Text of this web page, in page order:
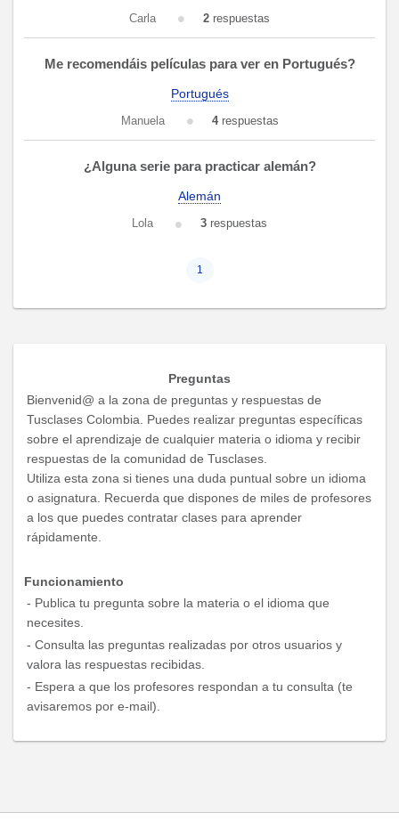
Carla 2 respuestas
Me recomendáis películas para ver en Portugués?
Portugués
Manuela 4respuestas
¿Alguna serie para practicar alemán?
Alemán
Lola 3 respuestas
1
Preguntas
Bienvenid@ a la zona de preguntas y respuestas de
Tusclases Colombia. Puedes realizar preguntas específicas
sobre el aprendizaje de cualquier materia o idioma y recibir
respuestas de la comunidad de Tusclases.
Utiliza esta zona si tienes una duda puntual sobre un idioma
o asignatura. Recuerda que dispones de miles de profesores
a los que puedes contratar clases para aprender
rápidamente.
Funcionamiento
- Publica tu pregunta sobre la materia o el idioma que
necesites.
- Consulta las preguntas realizadas por otros usuarios y
valora las respuestas recibidas.
- Espera a que los profesores respondan a tu consulta (te
avisaremos por e-mail).